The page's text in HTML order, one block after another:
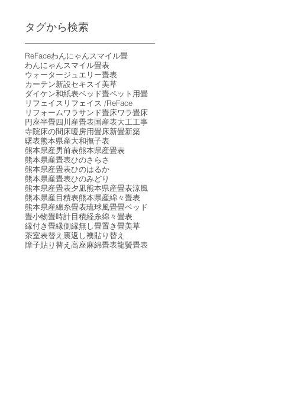
タグから検索
ReFaceわんにゃんスマイル畳
わんにゃんスマイル畳表
ウォータージュエリー畳表
カーテン新設セキスイ美草
ダイケン和紙表ベッド畳ペット用畳
リフェイス リフェイス /ReFace
リフォームワラサンド畳床ワラ畳床
円座半畳四川産畳表国産表大工工事
寺院床の間床暖房用畳床新畳新築
曙表熊本県産大和撫子表
熊本県産男前表熊本県産畳表
熊本県産畳表ひのさらさ
熊本県産畳表ひのはるか
熊本県産畳表ひのみどり
熊本県産畳表夕凪熊本県産畳表涼風
熊本県産目積表熊本県産綿々畳表
熊本県産綿糸畳表琉球風畳畳ベッド
畳小物畳時計目積経糸綿々畳表
縁付き畳縁側縁無し畳置き畳美草
茶室表替え 裏返し襖貼り替え
障子貼り替え 高座麻綿畳表龍鬢畳表